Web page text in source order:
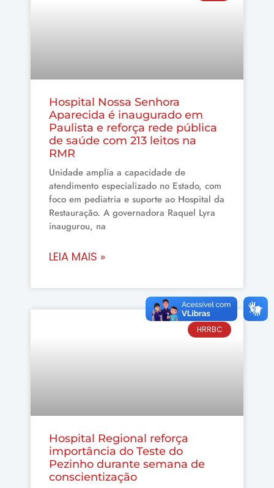
Hospital Nossa Senhora
Aparecida é inaugurado em
Paulista e reforça rede pública
de saúde com 213 leitos na
RMR
Unidade amplia a capacidade de
atendimento especializado no Estado, com
foco em pediatria e suporte ao Hospital da
Restauração. A governadora Raquel Lyra
inaugurou, na
LEIA MAIS »
HRRBC
Hospital Regional reforça
importância do Teste do
Pezinho durante semana de
conscientização